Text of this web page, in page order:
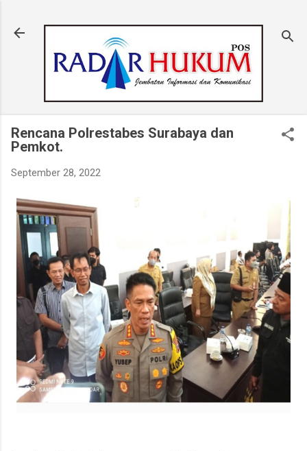
Rencana Polrestabes Surabaya dan
Pemkot.
September 28, 2022